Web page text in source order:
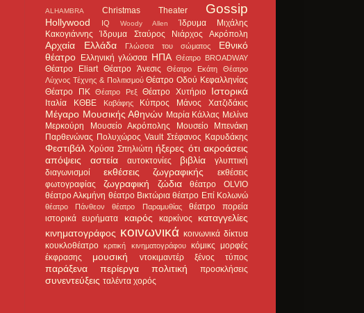
ALHAMBRA Christmas Theater Gossip
Hollywood IQ Woody Allen
Ίδρυμα Μιχάλης
Κακογιάννης
Ίδρυμα Σταύρος Νιάρχος Ακρόπολη
Αρχαία Ελλάδα Γλώσσα του σώματος
Εθνικό
θέατρο Ελληνική γλώσσα ΗΠΑ Θέατρο BROADWAY
Θέατρο Eliart Θέατρο Άνεσις Θέατρο Εκάτη
Θέατρο
Λύχνος Τέχνης & Πολιτισμού Θέατρο Οδού Κεφαλληνίας
Θέατρο ΠΚ
Θέατρο Ρεξ Θέατρο Χυτήριο Ιστορικά
Ιταλία ΚΘΒΕ Καβάφης Κύπρος Μάνος Χατζιδάκις
Μέγαρο Μουσικής Αθηνών Μαρία Κάλλας Μελίνα
Μερκούρη
Μουσείο Ακρόπολης
Μουσείο Μπενάκη
Παρθενώνας Πολυχώρος Vault Στέφανος Καρυδάκης
Φεστιβάλ Χρύσα Σπηλιώτη ήξερες ότι ακροάσεις
απόψεις
αστεία αυτοκτονίες βιβλία
γλυπτική
διαγωνισμοί
εκθέσεις ζωγραφικής
εκθέσεις
φωτογραφίας
ζωγραφική ζώδια
θέατρο OLVIO
θέατρο Αλκμήνη θέατρο Βικτώρια θέατρο Επί Κολωνώ
θέατρο Πάνθεον θέατρο Παραμυθίας
θέατρο πορεία
ιστορικά ευρήματα
καιρός καρκίνος
καταγγελίες
κινηματογράφος κοινωνικά κοινωνικά δίκτυα
κουκλοθέατρο
κριτική κινηματογράφου κόμικς μορφές
έκφρασης
μουσική ντοκιμαντέρ ξένος τύπος
παράξενα περίεργα πολιτική προσκλήσεις
συνεντεύξεις ταλέντα χορός